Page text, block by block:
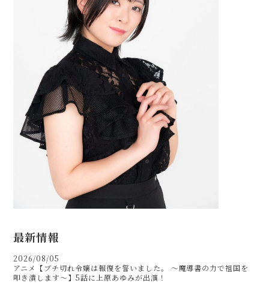
最新情報
2026/08/05
アニメ【ブチ切れ令嬢は報復を誓いました。 ～魔導書の力で祖国を
叩き潰します～】5話に上原あゆみが出演！